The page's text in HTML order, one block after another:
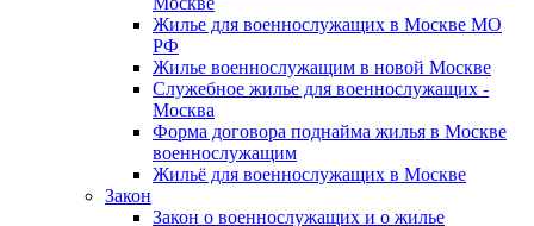
Жилье для военнослужащих в Москве МО
РФ
Жилье военнослужащим в новой Москве
Служебное жилье для военнослужащих -
Москва
Форма договора поднайма жилья в Москве
военнослужащим
Жильё для военнослужащих в Москве
Закон
Закон о военнослужащих и о жилье